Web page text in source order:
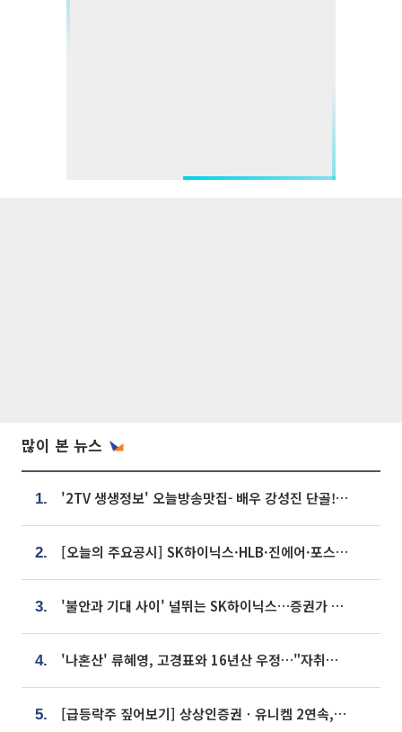
많이 본 뉴스
1. '2TV 생생정보' 오늘방송맛집- 배우 강성진 단골! 쌀국수ㆍ푸팟퐁 커리 맛집 '블○○○'
2. [오늘의 주요공시] SK하이닉스·HLB·진에어·포스코홀딩스·네이버·대우건설 등
3. '불안과 기대 사이' 널뛰는 SK하이닉스…증권가 "HBM4·LTA 기반 펀터멘털 견고"
4. '나혼산' 류혜영, 고경표와 16년산 우정…"자취방서 부모님과 마주쳐"
5. [급등락주 짚어보기] 상상인증권ㆍ유니켐 2연속, 본느 6연속 ‘상한가’⋯M&A 훈풍 분 증시